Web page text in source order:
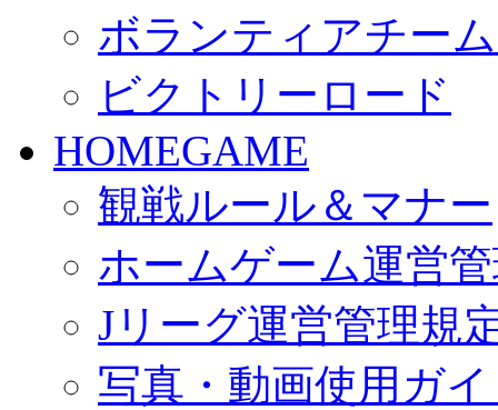
ボランティアチー
ビクトリーロード
HOMEGAME
観戦ルール＆マナー
ホームゲーム運営
Jリーグ運営管理規
写真・動画使用ガ